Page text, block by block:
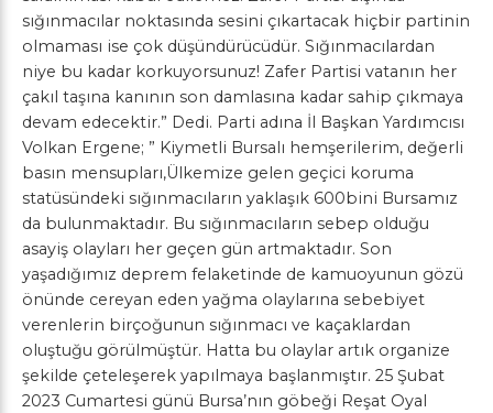
sığınmacılar noktasında sesini çıkartacak hiçbir partinin
olmaması ise çok düşündürücüdür. Sığınmacılardan
niye bu kadar korkuyorsunuz! Zafer Partisi vatanın her
çakıl taşına kanının son damlasına kadar sahip çıkmaya
devam edecektir.” Dedi. Parti adına İl Başkan Yardımcısı
Volkan Ergene; ” Kiymetli Bursalı hemşerilerim, değerli
basın mensupları,Ülkemize gelen geçici koruma
statüsündeki sığınmacıların yaklaşık 600bini Bursamız
da bulunmaktadır. Bu sığınmacıların sebep olduğu
asayiş olayları her geçen gün artmaktadır. Son
yaşadığımız deprem felaketinde de kamuoyunun gözü
önünde cereyan eden yağma olaylarına sebebiyet
verenlerin birçoğunun sığınmacı ve kaçaklardan
oluştuğu görülmüştür. Hatta bu olaylar artık organize
şekilde çeteleşerek yapılmaya başlanmıştır. 25 Şubat
2023 Cumartesi günü Bursa’nın göbeği Reşat Oyal